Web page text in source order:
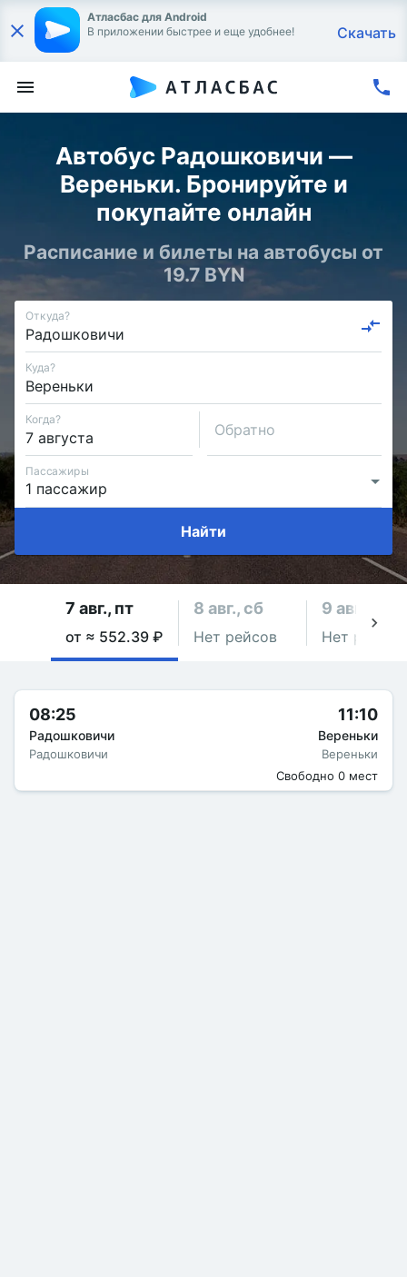
Атласбас для Android
В приложении быстрее и еще удобнее!
Скачать
Автобус Радошковичи —
Вереньки. Бронируйте и
покупайте онлайн
Расписание и билеты на автобусы от
19.7 BYN
Откуда?
Куда?
Когда?
Обратно
Пассажиры
Найти
7 авг., пт
от ≈ 552.39 ₽
8 авг., сб
Нет рейсов
9 авг., вс
Нет рейсов
08:25
Радошковичи
Радошковичи
11:10
Вереньки
Вереньки
Свободно 0 мест